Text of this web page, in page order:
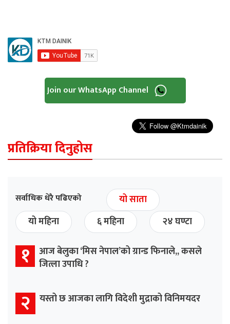
Join our WhatsApp Channel
प्रतिक्रिया दिनुहोस
सर्वाधिक धेरै पढिएको
यो साता
यो महिना
६ महिना २४ घण्टा
१ आज बेलुका ‘मिस नेपाल’को ग्रान्ड फिनाले,, कसले
जित्ला उपाधि ?
२ यस्तो छ आजका लागि विदेशी मुद्राको विनिमयदर